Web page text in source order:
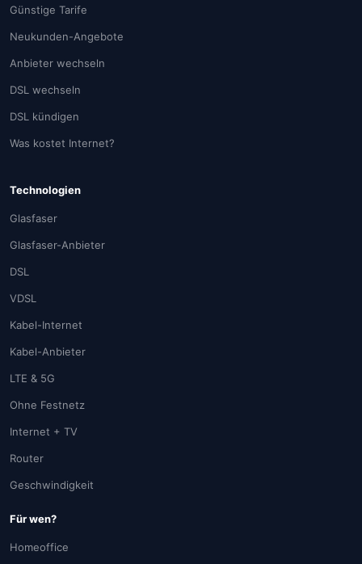
Günstige Tarife
Neukunden-Angebote
Anbieter wechseln
DSL wechseln
DSL kündigen
Was kostet Internet?
Technologien
Glasfaser
Glasfaser-Anbieter
DSL
VDSL
Kabel-Internet
Kabel-Anbieter
LTE & 5G
Ohne Festnetz
Internet + TV
Router
Geschwindigkeit
Für wen?
Homeoffice